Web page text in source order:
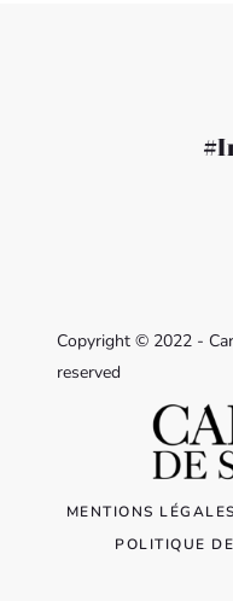
Copyright © 2022 -
reserved
MENTIONS LÉGALES
POLITIQUE